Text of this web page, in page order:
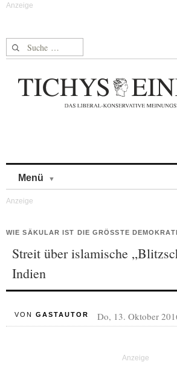
Suche nach:
Menü
WIE SÄKULAR IST DIE GRÖSSTE
Streit über islamische
Indien
VON GASTAUTOR Do, 13. Oktober